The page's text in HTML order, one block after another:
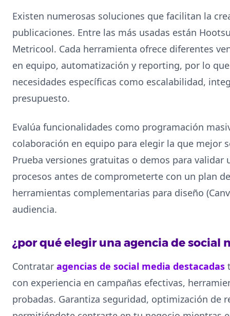
Existen numerosas soluciones que facilitan la
publicaciones. Entre las más usadas están
Metricool. Cada herramienta ofrece diferentes
en equipo, automatización y reporting, por lo
necesidades específicas como escalabilidad,
presupuesto.
Evalúa funcionalidades como programación
colaboración en equipo para elegir la que mejor
Prueba versiones gratuitas o demos para
procesos antes de comprometerte con un plan
herramientas complementarias para diseño
audiencia.
¿por qué elegir una agencia de social
Contratar agencias de social media destacadas
con experiencia en campañas efectivas,
probadas. Garantiza seguridad, optimización de